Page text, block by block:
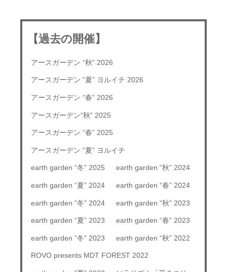
【過去の開催】
アースガーデン “秋” 2026
アースガーデン “夏” ヨルイチ 2026
アースガーデン “春” 2026
アースガーデン“秋” 2025
アースガーデン “春” 2025
アースガーデン “夏” ヨルイチ
earth garden “冬” 2025 earth garden “秋” 2024
earth garden “夏” 2024 earth garden “春” 2024
earth garden “冬” 2024 earth garden “秋” 2023
earth garden “夏” 2023 earth garden “春” 2023
earth garden “冬” 2023 earth garden “秋” 2022
ROVO presents MDT FOREST 2022